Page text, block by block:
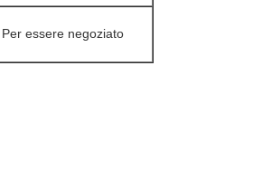
Per essere negoziato